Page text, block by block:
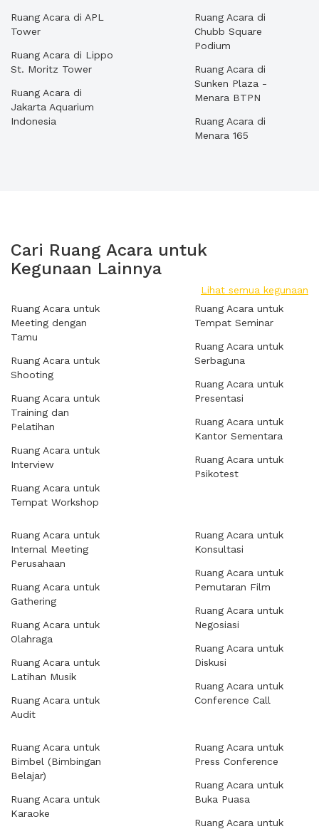
Ruang Acara di APL
Tower
Ruang Acara di Lippo
St. Moritz Tower
Ruang Acara di
Jakarta Aquarium
Indonesia
Ruang Acara di
Chubb Square
Podium
Ruang Acara di
Sunken Plaza -
Menara BTPN
Ruang Acara di
Menara 165
Cari Ruang Acara untuk
Kegunaan Lainnya
Lihat semua kegunaan
Ruang Acara untuk
Meeting dengan
Tamu
Ruang Acara untuk
Shooting
Ruang Acara untuk
Training dan
Pelatihan
Ruang Acara untuk
Interview
Ruang Acara untuk
Tempat Workshop
Ruang Acara untuk
Tempat Seminar
Ruang Acara untuk
Serbaguna
Ruang Acara untuk
Presentasi
Ruang Acara untuk
Kantor Sementara
Ruang Acara untuk
Psikotest
Ruang Acara untuk
Internal Meeting
Perusahaan
Ruang Acara untuk
Gathering
Ruang Acara untuk
Olahraga
Ruang Acara untuk
Latihan Musik
Ruang Acara untuk
Audit
Ruang Acara untuk
Konsultasi
Ruang Acara untuk
Pemutaran Film
Ruang Acara untuk
Negosiasi
Ruang Acara untuk
Diskusi
Ruang Acara untuk
Conference Call
Ruang Acara untuk
Bimbel (Bimbingan
Belajar)
Ruang Acara untuk
Karaoke
Ruang Acara untuk
Press Conference
Ruang Acara untuk
Buka Puasa
Ruang Acara untuk